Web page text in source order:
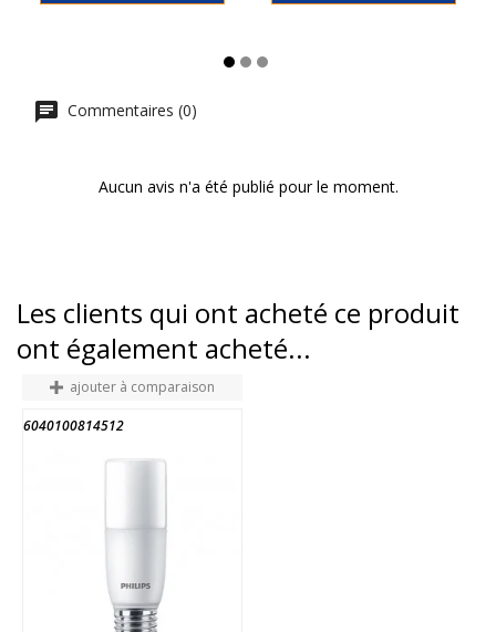
Commentaires (0)
Aucun avis n'a été publié pour le moment.
Les clients qui ont acheté ce produit
ont également acheté...
ajouter à comparaison
6040100814512